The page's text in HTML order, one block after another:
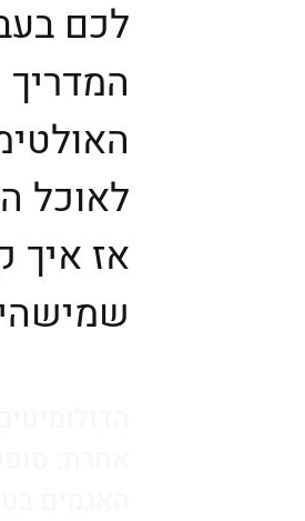
לכם
המדריך
לאוכל
אז איך